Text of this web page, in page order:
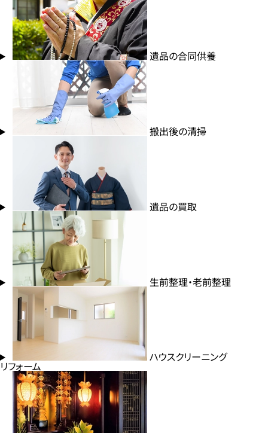
遺品の合同供養
搬出後の清掃
遺品の買取
生前整理・老前整理
ハウスクリーニング
リフォーム